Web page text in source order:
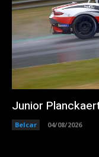
Junior
Belcar 04/08/2026